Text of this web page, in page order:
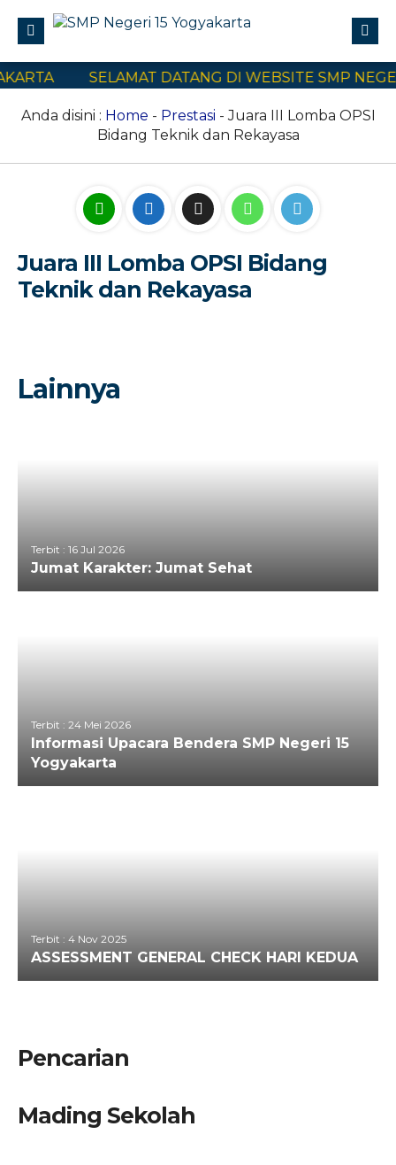
Profile
Civitas Akademika
SELAMAT DATANG DI WEBSITE SMP
Anda disini : Home - Prestasi - Juara III Lomba OPSI
Bidang Teknik dan Rekayasa
Juara III Lomba OPSI Bidang
Teknik dan Rekayasa
Lainnya
Terbit : 16 Jul 2026
Jumat Karakter: Jumat Sehat
Terbit : 24 Mei 2026
Informasi Upacara Bendera SMP Negeri 15
Yogyakarta
Terbit : 4 Nov 2025
ASSESSMENT GENERAL CHECK HARI KEDUA
Pencarian
Mading Sekolah